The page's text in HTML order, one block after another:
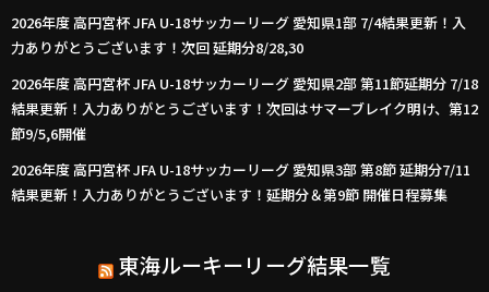
2026年度 高円宮杯 JFA U-18サッカーリーグ 愛知県1部 7/4結果更新！入
力ありがとうございます！次回 延期分8/28,30
2026年度 高円宮杯 JFA U-18サッカーリーグ 愛知県2部 第11節延期分 7/18
結果更新！入力ありがとうございます！次回はサマーブレイク明け、第12
節9/5,6開催
2026年度 高円宮杯 JFA U-18サッカーリーグ 愛知県3部 第8節 延期分7/11
結果更新！入力ありがとうございます！延期分＆第9節 開催日程募集
東海ルーキーリーグ結果一覧